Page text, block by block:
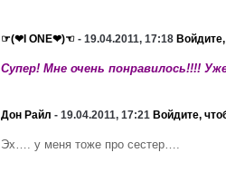
☞(❤I ONE❤)☜ - 19.04.2011, 17:18
Супер! Мне очень понравилось!!!!
Дон Райл - 19.04.2011, 17:21 Войдите,
Эх…. у меня тоже про сестер….